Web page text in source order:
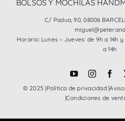
BOLSOS Y MOCHILAS
C/ Padua, 90, 08006
Horario: Lunes – Jueves: de 9h a 14h
a 14h
© 2025 |Política de privacidad|
|Condiciones de